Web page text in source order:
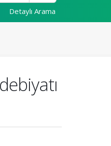
Detaylı Arama